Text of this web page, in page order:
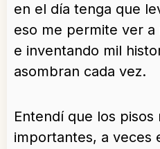
en el día tenga que
eso me permite ver a
e inventando mil
asombran cada vez.
Entendí que los pisos
importantes, a veces